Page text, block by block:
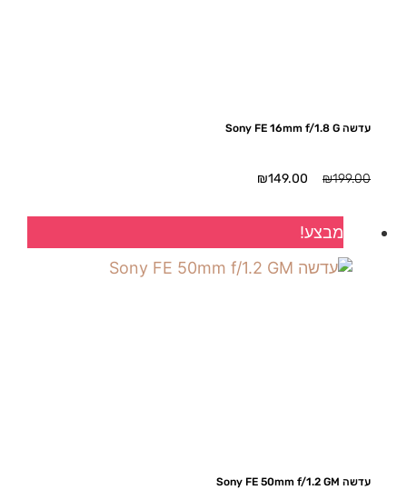
עדשה Sony FE 16mm f/1.8 G
₪199.00
המחיר
היה:
₪199.00.
₪149.00
הוא:
מבצע!
עדשה Sony FE 50mm f/1.2 GM